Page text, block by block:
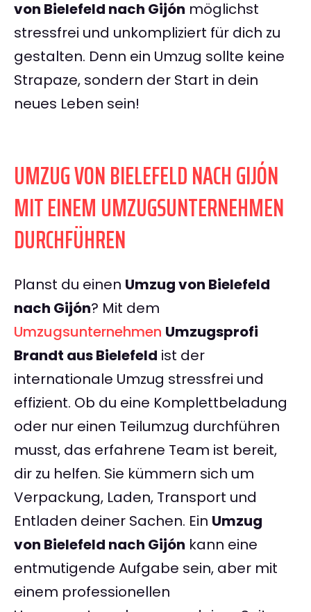
von Bielefeld nach Gijón möglichst
stressfrei und unkompliziert für dich zu
gestalten. Denn ein Umzug sollte keine
Strapaze, sondern der Start in dein
neues Leben sein!
UMZUG VON BIELEFELD NACH GIJÓN
MIT EINEM UMZUGSUNTERNEHMEN
DURCHFÜHREN
Planst du einen Umzug von Bielefeld
nach Gijón? Mit dem
Umzugsunternehmen Umzugsprofi
Brandt aus Bielefeld ist der
internationale Umzug stressfrei und
effizient. Ob du eine Komplettbeladung
oder nur einen Teilumzug durchführen
musst, das erfahrene Team ist bereit,
dir zu helfen. Sie kümmern sich um
Verpackung, Laden, Transport und
Entladen deiner Sachen. Ein Umzug
von Bielefeld nach Gijón kann eine
entmutigende Aufgabe sein, aber mit
einem professionellen